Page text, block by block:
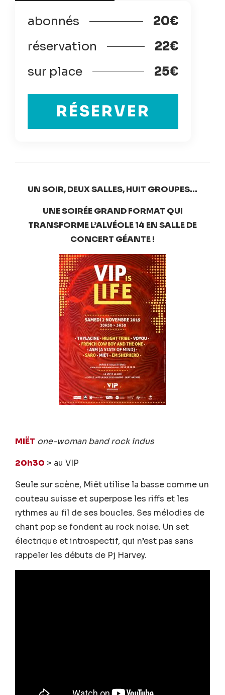
abonnés
20€
réservation
22€
sur place
25€
RÉSERVER
UN SOIR, DEUX SALLES, HUIT GROUPES…
UNE SOIRÉE GRAND FORMAT QUI
TRANSFORME L’ALVÉOLE 14 EN SALLE DE
CONCERT GÉANTE !
MIËT one-woman band rock indus
20h30 > au VIP
Seule sur scène, Miët utilise la basse comme un
couteau suisse et superpose les riffs et les
rythmes au fil de ses boucles. Ses mélodies de
chant pop se fondent au rock noise. Un set
électrique et introspectif, qui n’est pas sans
rappeler les débuts de Pj Harvey.